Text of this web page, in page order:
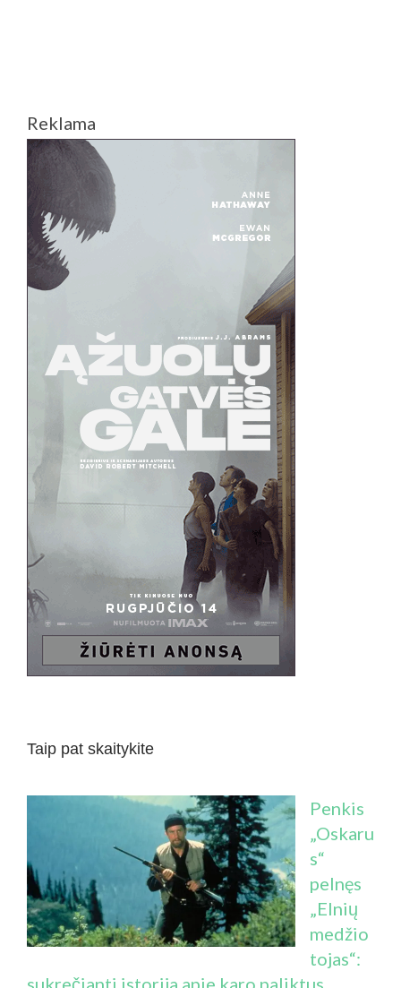
Reklama
Taip pat skaitykite
Penkis
„Oskaru
s“
pelnęs
„Elnių
medžio
tojas“: